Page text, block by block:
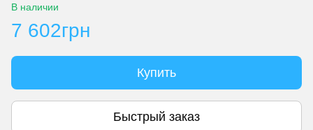
В наличии
7 602грн
Купить
Быстрый заказ